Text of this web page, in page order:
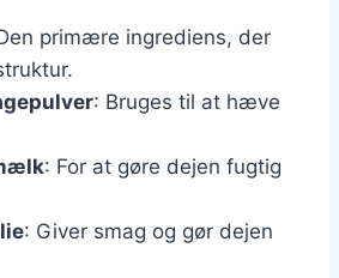
primære ingrediens, der
: Bruges til at hæve
: For at gøre dejen fugtig
: Giver smag og gør dejen